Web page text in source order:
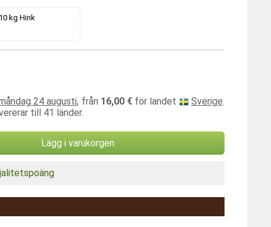
10 kg Hink
24 augusti, från 16,00 €för landet Sverige.
till 41 länder.
Lägg i varukorgen